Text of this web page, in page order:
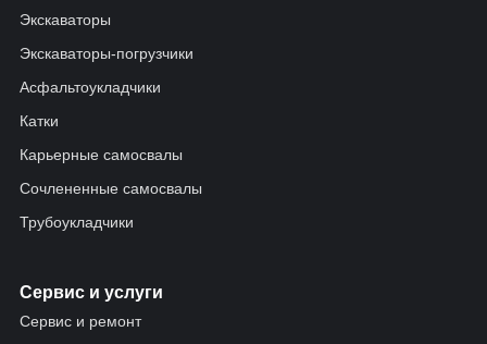
Экскаваторы
Экскаваторы-погрузчики
Асфальтоукладчики
Катки
Карьерные самосвалы
Сочлененные самосвалы
Трубоукладчики
Сервис и услуги
Сервис и ремонт